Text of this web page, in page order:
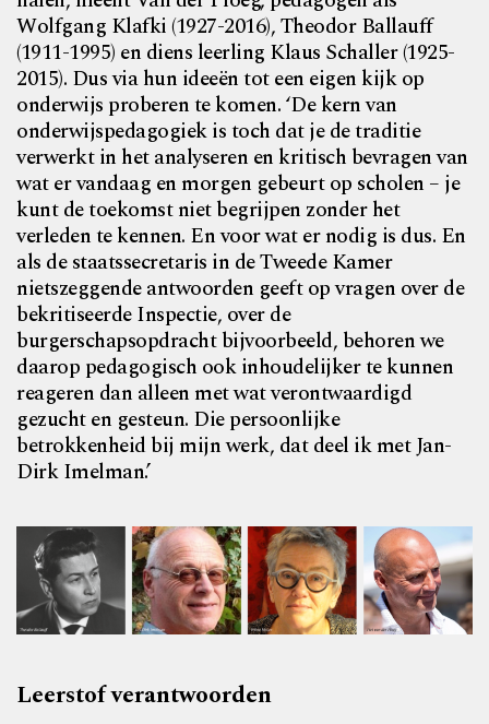
Wolfgang Klafki (1927-2016),Theodor Ballauff
(1911-1995) en diens leerling Klaus Schaller (1925-
2015). Dus via hun ideeën tot een eigen kijk op
onderwijs proberen te komen. ‘De kern van
onderwijspedagogiek is toch dat je de traditie
verwerkt in het analyseren en kritisch bevragen van
wat er vandaag en morgen gebeurt op scholen – je
kunt de toekomst niet begrijpen zonder het
verleden te kennen. En voor wat er nodig is dus. En
als de staatssecretaris in de Tweede Kamer
nietszeggende antwoorden geeft op vragen over de
bekritiseerde Inspectie, over de
burgerschapsopdracht bijvoorbeeld, behoren we
daarop pedagogisch ook inhoudelijker te kunnen
reageren dan alleen met wat verontwaardigd
gezucht en gesteun. Die persoonlijke
betrokkenheid bij mijn werk, dat deel ik met Jan-
Dirk Imelman.’
Leerstof verantwoorden